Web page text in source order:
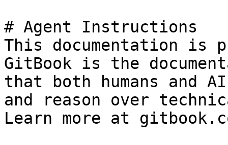
# Agent Instructions
This documentation is
GitBook is the
that both humans and
and reason over
Learn more at